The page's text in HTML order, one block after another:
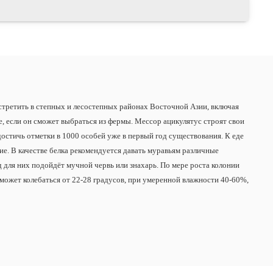
в степных и лесостепных районах Восточной Азии, включая
он сможет выбраться из фермы. Мессор ацикулятус строят свои
отметки в 1000 особей уже в первый год существования. К еде
В качестве белка рекомендуется давать муравьям различные
них подойдёт мучной червь или знахарь. По мере роста колонии
колебаться от 22-28 градусов, при умеренной влажности 40-60%,